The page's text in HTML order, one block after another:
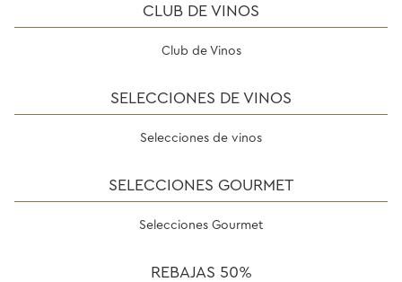
CLUB DE VINOS
Club de Vinos
SELECCIONES DE VINOS
Selecciones de vinos
SELECCIONES GOURMET
Selecciones Gourmet
REBAJAS 50%